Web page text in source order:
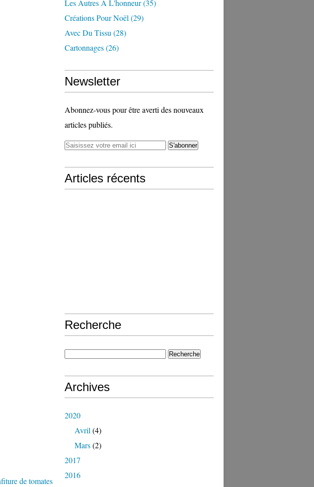
Les Autres À L'honneur(35)
Créations Pour Noël (29)
Avec Du Tissu (28)
Cartonnages(26)
Newsletter
Abonnez-vous pour être averti des nouveaux
articles publiés.
Articles récents
Recherche
Archives
2020
Avril (4)
Mars(2)
2017
2016